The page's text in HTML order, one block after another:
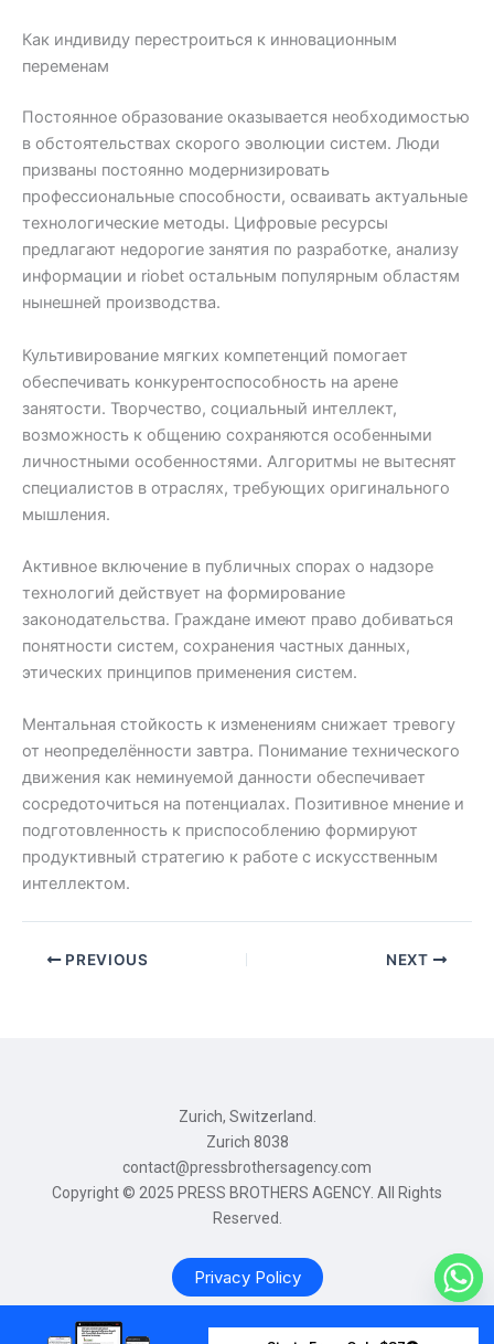
Как индивиду перестроиться к инновационным
переменам
Постоянное образование оказывается необходимостью
в обстоятельствах скорого эволюции систем. Люди
призваны постоянно модернизировать
профессиональные способности, осваивать актуальные
технологические методы. Цифровые ресурсы
предлагают недорогие занятия по разработке, анализу
информации и riobet остальным популярным областям
нынешней производства.
Культивирование мягких компетенций помогает
обеспечивать конкурентоспособность на арене
занятости. Творчество, социальный интеллект,
возможность к общению сохраняются особенными
личностными особенностями. Алгоритмы не вытеснят
специалистов в отраслях, требующих оригинального
мышления.
Активное включение в публичных спорах о надзоре
технологий действует на формирование
законодательства. Граждане имеют право добиваться
понятности систем, сохранения частных данных,
этических принципов применения систем.
Ментальная стойкость к изменениям снижает тревогу
от неопределённости завтра. Понимание технического
движения как неминуемой данности обеспечивает
сосредоточиться на потенциалах. Позитивное мнение и
подготовленность к приспособлению формируют
продуктивный стратегию к работе с искусственным
интеллектом.
PREVIOUS NEXT
Zurich, Switzerland.
Zurich 8038
contact@pressbrothersagency.com
Copyright © 2025 PRESS BROTHERS AGENCY. All Rights
Reserved.
Privacy Policy